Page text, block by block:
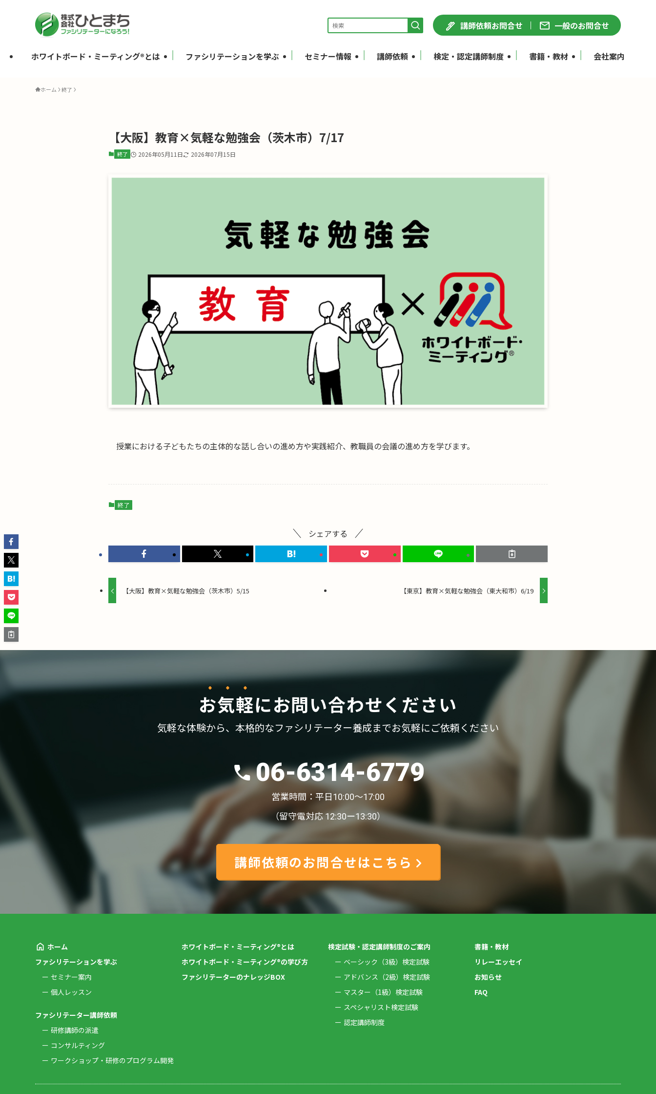
講師依頼お問合せ 一般のお問合せ
ホワイトボード・ミーティング®とは ファシリテーションを学ぶ セミナー情報 講師依頼 検定・認定講師制度 書籍・教材 会社案内
ホーム 終了
【大阪】教育×気軽な勉強会（茨木市）7/17
終了 2026年05月11日 2026年07月15日
授業における子どもたちの主体的な話し合いの進め方や実践紹介、教職員の会議の進め方を学びます。
終了
シェアする
【大阪】教育×気軽な勉強会（茨木市）5/15 【東京】教育×気軽な勉強会（東大和市）6/19
お気軽にお問い合わせください
気軽な体験から、 本格的なファシリテーター養成までお気軽にご依頼ください
06-6314-6779
営業時間：平日10:00〜17:00
（留守電対応 12:30ー13:30）
講師依頼のお問合せはこちら
ホーム
ファシリテーションを学ぶ
セミナー案内
個人レッスン
ファシリテーター講師依頼
研修講師の派遣
コンサルティング
ワークショップ・研修のプログラム開発
ホワイトボード・ミーティング®とは
ホワイトボード・ミーティング®の学び方
ファシリテーターのナレッジBOX
検定試験・認定講師制度のご案内
ベーシック（3級）検定試験
アドバンス（2級）検定試験
マスター（1級）検定試験
スペシャリスト検定試験
認定講師制度
書籍・教材
リレーエッセイ
お知らせ
FAQ